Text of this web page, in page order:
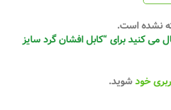
نشده است.
می کنید برای “کابل افشان گرد سایز
خودشوید.